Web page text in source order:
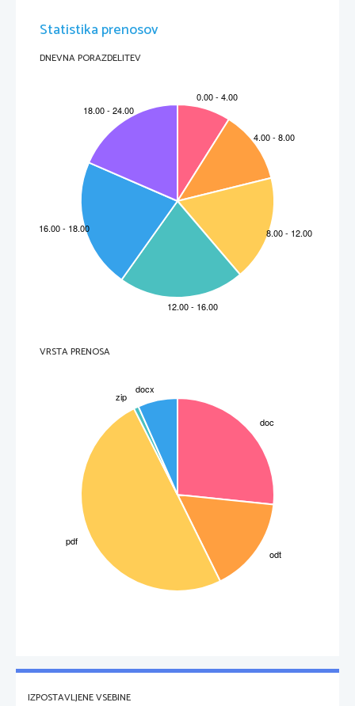
um. umetnostna smer, ki si prizadeva ustvariti prostorski videz.
10 kupola -e ž (u) streha, ki pokriva okrogel, kvadraten prostor in ima obliko polkrogle.
Z bogato notranjo opremo sodi ljubljanska stolnica med najbogatejše baročne
arhitekture na področju Slovenije. Oltar sv. Rešnjega telesa je delo Francesca Robba
(1745), emonski škofi so delo padovanskega kiparja Angela Pozza (1745). Zanimiva
je tudi velika gotska plastika Križanega iz leta 1500. Znotraj cerkve je šest stranskih
kapel, ki so delo tedanjih ljubljanskih kiparjev. Ob obisku papeža Janez Pavla II v
dvoje bronastih vrat
Slika 1 - Cerkev sv.Nikolaja – Stolnica – posnetek iz zraka
oplemenitila s svojim bivanjem in krščansko kulturo že ljudstva pred nami. V to
zemljo se je ukoreninila lipa, ki simbolizira  slovenski narod. Ob njej sta na levi strani
karantanska kneza in Hotomir, ki sta pred 1250 leti prejela krst v benediktinskem
samostanu. Desno od drevesa je množca, ki se zbira ob knežjem kamnu, simbolu prve
3
Statistika prenosov
DNEVNA PORAZDELITEV
VRSTA PRENOSA
IZPOSTAVLJENE VSEBINE